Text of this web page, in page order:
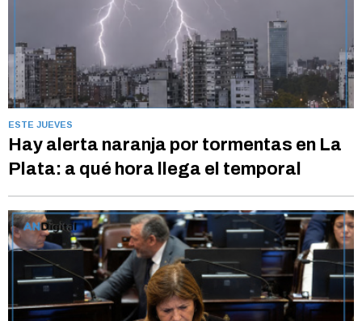
ESTE JUEVES
Hay alerta naranja por tormentas en La
Plata: a qué hora llega el temporal